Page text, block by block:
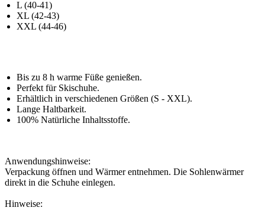
L (40-41)
XL (42-43)
XXL (44-46)
Bis zu 8 h warme Füße genießen.
Perfekt für Skischuhe.
Erhältlich in verschiedenen Größen (S - XXL).
Lange Haltbarkeit.
100% Natürliche Inhaltsstoffe.
Anwendungshinweise:
Verpackung öffnen und Wärmer entnehmen. Die Sohlenwärmer
direkt in die Schuhe einlegen.
Hinweise: